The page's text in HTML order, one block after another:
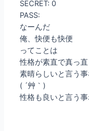
SECRET: 0
PASS:
なーんだ
俺、快便も快便
ってことは
性格が素直で真っ
素晴らしいと言う
( ´艸｀)
性格も良いと言う